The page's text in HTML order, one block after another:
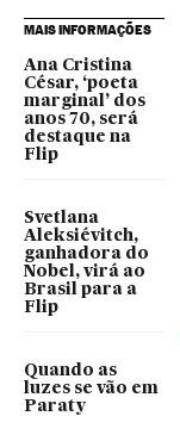
MAIS INFORMAÇÕES
Ana Cristina
César, ‘poeta
marginal’ dos
anos 70, será
destaque na
Flip
Svetlana
Aleksiévitch,
ganhadora do
Nobel, virá ao
Brasil para a
Flip
Quando as
luzes se vão em
Paraty